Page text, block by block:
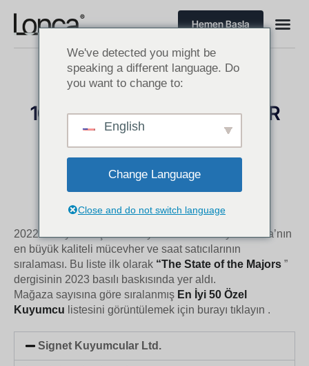
Hemen Başla
100 MİLYON DOLARLIK SÜPER
SATICILAR
Amerika’da Mücevher Sektörü Müşterileri
2022 mali yılı satışlarına dayalı olarak Kuzey Amerika’nın
en büyük kaliteli mücevher ve saat satıcılarının
sıralaması. Bu liste ilk olarak “The State of the Majors ”
dergisinin 2023 basılı baskısında yer aldı.
Mağaza sayısına göre sıralanmış En İyi 50 Özel
Kuyumcu listesini görüntülemek için burayı tıklayın .
Signet Kuyumcular Ltd.
We've detected you might be
speaking a different language. Do
you want to change to:
English
Change Language
Close and do not switch language